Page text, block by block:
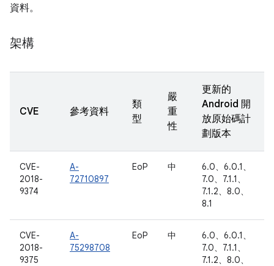
資料。
架構
CVE 參考資料
類
型
嚴
重
性
更新的
Android 開
放原始碼計
劃版本
CVE-
2018-
9374
A-
72710897
EoP 中
6.0、6.0.1、
7.0、7.1.1、
7.1.2、8.0、
8.1
CVE-
2018-
9375
A-
75298708
EoP 中
6.0、6.0.1、
7.0、7.1.1、
7.1.2、8.0、